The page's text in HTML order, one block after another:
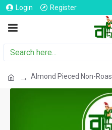
Login Register
Almond Pieced Non-